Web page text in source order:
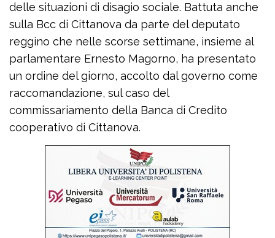
delle situazioni di disagio sociale. Battuta anche
sulla Bcc di Cittanova da parte del deputato
reggino che nelle scorse settimane, insieme al
parlamentare Ernesto Magorno, ha presentato
un ordine del giorno, accolto dal governo come
raccomandazione, sul caso del
commissariamento della Banca di Credito
cooperativo di Cittanova.